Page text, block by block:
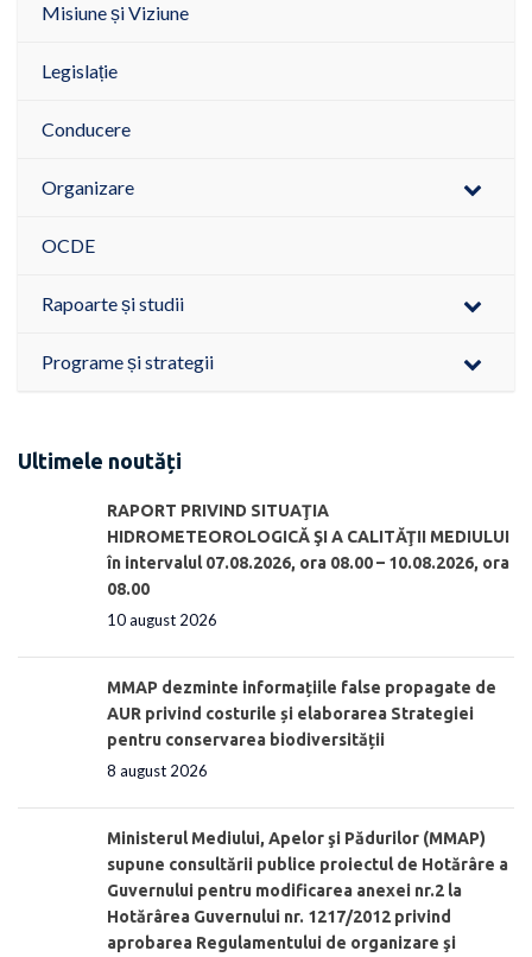
Misiune și Viziune
Legislație
Conducere
Organizare
OCDE
Rapoarte și studii
Programe și strategii
Ultimele noutăți
RAPORT PRIVIND SITUAŢIA
HIDROMETEOROLOGICĂ ŞI A CALITĂŢII MEDIULUI
în intervalul 07.08.2026, ora 08.00 – 10.08.2026, ora
08.00
10 august 2026
MMAP dezminte informațiile false propagate de
AUR privind costurile și elaborarea Strategiei
pentru conservarea biodiversității
8 august 2026
Ministerul Mediului, Apelor şi Pădurilor (MMAP)
supune consultării publice proiectul de Hotărâre a
Guvernului pentru modificarea anexei nr.2 la
Hotărârea Guvernului nr. 1217/2012 privind
aprobarea Regulamentului de organizare şi